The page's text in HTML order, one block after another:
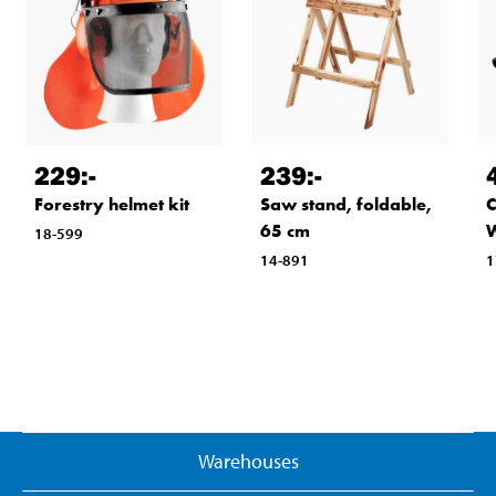
229:-
Forestry helmet kit
18-599
239:-
Saw stand, foldable,
65 cm
14-891
Warehouses